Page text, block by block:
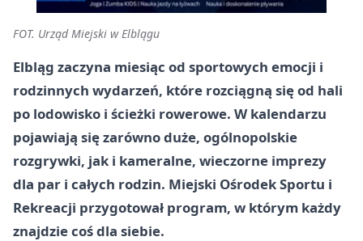
FOT. Urząd Miejski w Elblągu
Elbląg zaczyna miesiąc od sportowych emocji i
rodzinnych wydarzeń, które rozciągną się od hali
po lodowisko i ścieżki rowerowe. W kalendarzu
pojawiają się zarówno duże, ogólnopolskie
rozgrywki, jak i kameralne, wieczorne imprezy
dla par i całych rodzin. Miejski Ośrodek Sportu i
Rekreacji przygotował program, w którym każdy
znajdzie coś dla siebie.